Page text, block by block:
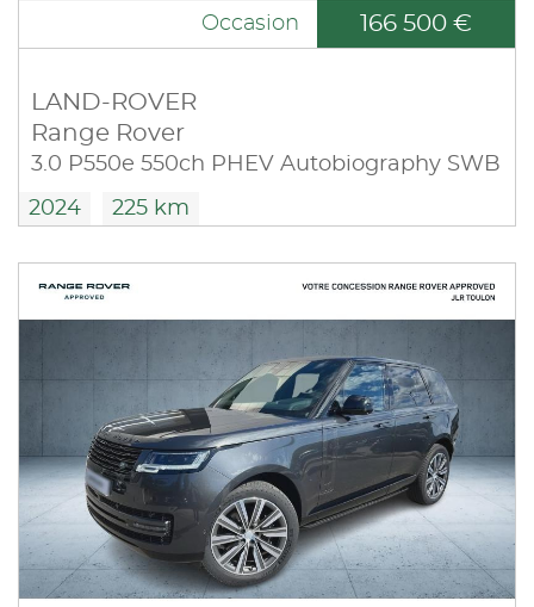
Occasion 166 500 €
LAND-ROVER
Range Rover
3.0 P550e 550ch PHEV Autobiography SWB
2024 225 km